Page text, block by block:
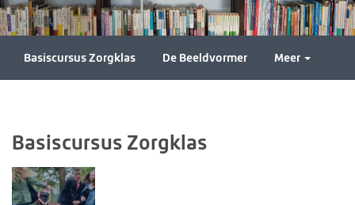
Basiscursus Zorgklas De Beeldvormer Meer
Basiscursus Zorgklas